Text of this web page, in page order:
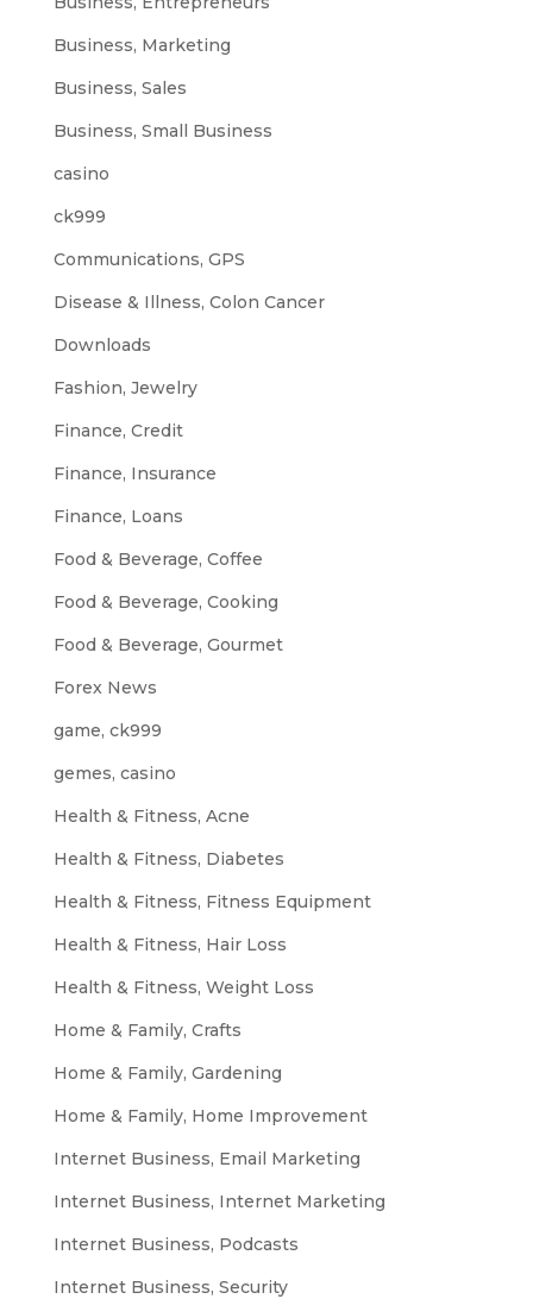
Business, Marketing
Business, Sales
Business, Small Business
casino
ck999
Communications, GPS
Disease & Illness, Colon Cancer
Downloads
Fashion, Jewelry
Finance, Credit
Finance, Insurance
Finance, Loans
Food & Beverage, Coffee
Food & Beverage, Cooking
Food & Beverage, Gourmet
Forex News
game, ck999
gemes, casino
Health & Fitness, Acne
Health & Fitness, Diabetes
Health & Fitness, Fitness Equipment
Health & Fitness, Hair Loss
Health & Fitness, Weight Loss
Home & Family, Crafts
Home & Family, Gardening
Home & Family, Home Improvement
Internet Business, Email Marketing
Internet Business, Internet Marketing
Internet Business, Podcasts
Internet Business, Security